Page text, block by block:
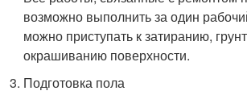
возможно выполнить за один
можно приступать к затиранию,
окрашиванию поверхности.
Подготовка пола